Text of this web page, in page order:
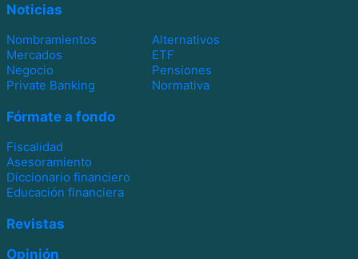
Noticias
Nombramientos
Alternativos
Mercados
ETF
Negocio
Pensiones
Private Banking
Normativa
Fórmate a fondo
Fiscalidad
Asesoramiento
Diccionario financiero
Educación financiera
Revistas
Opinión